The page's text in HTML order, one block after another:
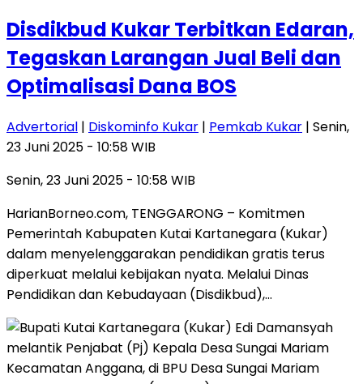
Disdikbud Kukar Terbitkan Edaran,
Tegaskan Larangan Jual Beli dan
Optimalisasi Dana BOS
Advertorial | Diskominfo Kukar | Pemkab Kukar | Senin,
23 Juni 2025 - 10:58 WIB
Senin, 23 Juni 2025 - 10:58 WIB
HarianBorneo.com, TENGGARONG – Komitmen
Pemerintah Kabupaten Kutai Kartanegara (Kukar)
dalam menyelenggarakan pendidikan gratis terus
diperkuat melalui kebijakan nyata. Melalui Dinas
Pendidikan dan Kebudayaan (Disdikbud),…